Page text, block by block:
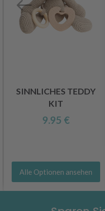
SINNLICHES TEDDY
KIT
9.95 €
Alle Optionen ansehen